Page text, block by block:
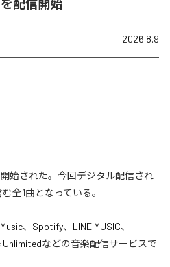
を配信開始
2026.8.9
開始された。今回デジタル配信され
全1曲となっている。
、 Spotify、 LINE MUSIC、
Unlimitedなどの音楽配信サービスで